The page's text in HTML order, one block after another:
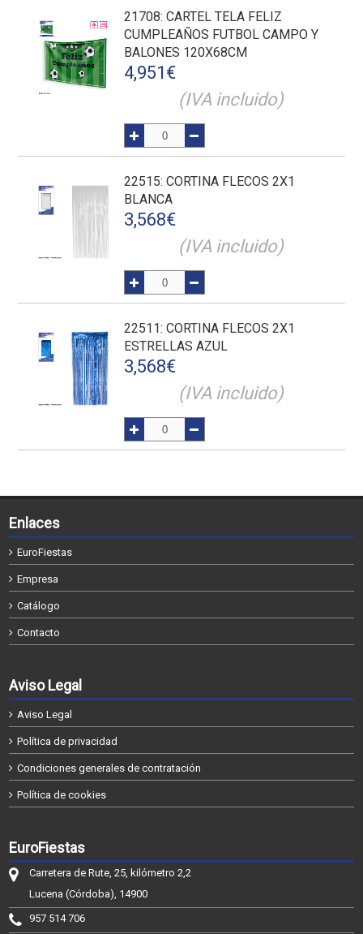
21708: CARTEL TELA FELIZ
CUMPLEAÑOS FUTBOL CAMPO Y
BALONES 120X68CM
4,951 €
(IVA incluido)
22515: CORTINA FLECOS 2X1
BLANCA
3,568€
(IVA incluido)
22511: CORTINA FLECOS 2X1
ESTRELLAS AZUL
3,568€
(IVA incluido)
Enlaces
EuroFiestas
Empresa
Catálogo
Contacto
Aviso Legal
Aviso Legal
Política de privacidad
Condiciones generales de contratación
Política de cookies
EuroFiestas
Carretera de Rute, 25, kilómetro 2,2
Lucena (Córdoba), 14900
957 514 706